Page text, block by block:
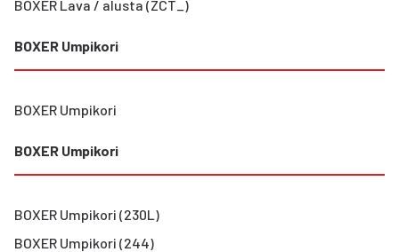
BOXER Lava / alusta (ZCT_)
BOXER Umpikori
BOXER Umpikori
BOXER Umpikori
BOXER Umpikori (230L)
BOXER Umpikori (244)